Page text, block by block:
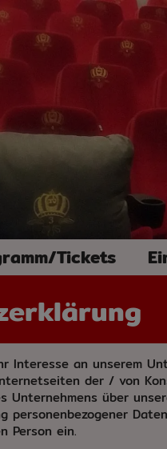
Tickets
Interesse an unserem
der / von
Unternehmens über
personenbezogener
Person ein.